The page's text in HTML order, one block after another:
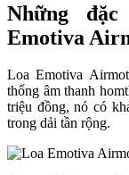
Những
Emotiva
Loa Emotiva
thống âm thanh
triệu đồng, nó có
trong dải tần rộng.